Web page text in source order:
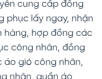
cung cấp đồng
phục lấy ngay, nhận
hàng, hợp đồng các
công nhân, đồng
áo gió công nhân,
nhân, quần áo